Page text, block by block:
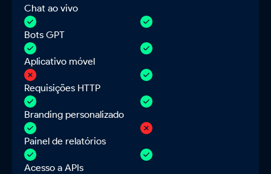
Chat ao vivo
Bots GPT
Aplicativo móvel
Requisições HTTP
Branding personalizado
Painel de relatórios
Acesso a APIs